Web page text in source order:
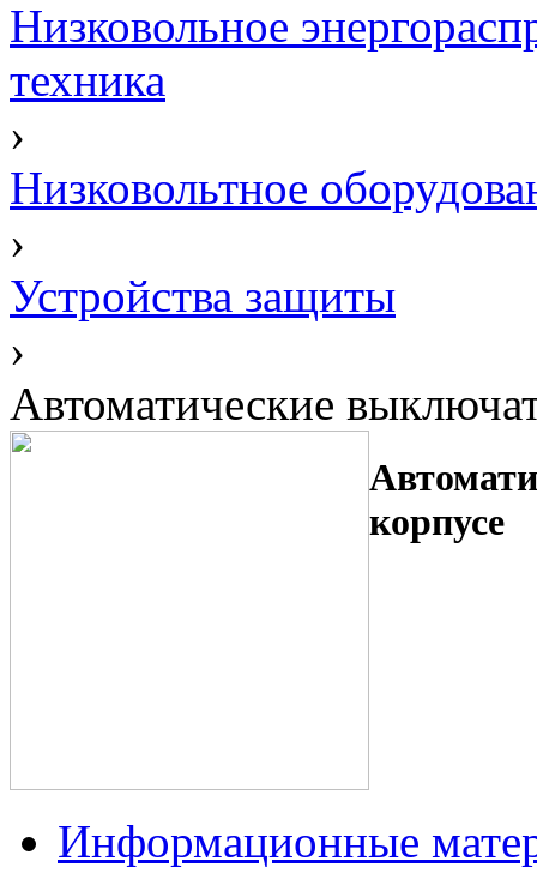
Низковольное
техника
›
Низковольтное
›
Устройства защиты
›
Автоматические
корпусе
Информационные